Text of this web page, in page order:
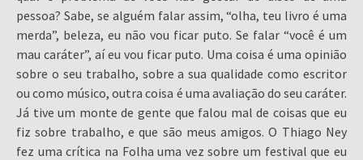
pessoa? Sabe, se alguém falar assim, “olha, teu livro é uma
merda”, beleza, eu não vou ficar puto. Se falar “você é um
mau caráter”, aí eu vou ficar puto. Uma coisa é uma opinião
sobre o seu trabalho, sobre a sua qualidade como escritor
ou como músico, outra coisa é uma avaliação do seu caráter.
Já tive um monte de gente que falou mal de coisas que eu
fiz sobre trabalho, e que são meus amigos. O Thiago Ney
fez uma crítica na Folha uma vez sobre um festival que eu